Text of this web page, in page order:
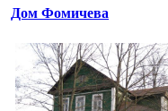
Дом Фомичева